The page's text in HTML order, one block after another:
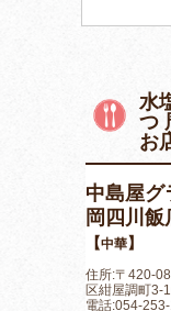
水
つ
お
中島屋
岡四川
【中華】
住所:〒420-
区紺屋調町3-
電話:054-